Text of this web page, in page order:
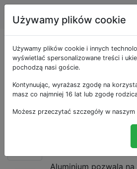
drukowanie 3d
Idealne
drukowania:
czy
Szkło jest zawsze
czyszczenia, łatwe w
Aluminium pozwala
Używamy plików cookie
Używamy plików cookie i innych
wyświetlać spersonalizowane treści i
pochodzą nasi goście.
Kontynuując, wyrażasz zgodę na
masz co najmniej 16 lat lub zgodę
Możesz przeczytać szczegóły w naszym